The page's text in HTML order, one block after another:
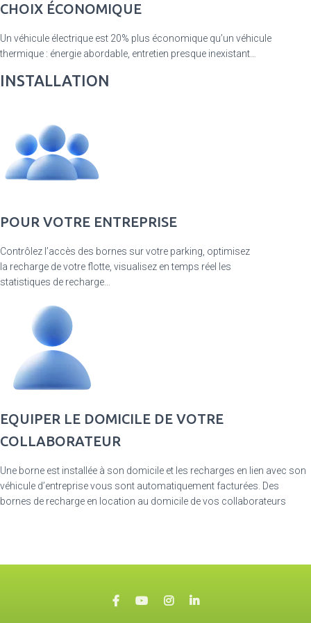
CHOIX ÉCONOMIQUE
Un véhicule électrique est 20% plus économique qu’un véhicule
thermique : énergie abordable, entretien presque inexistant…
INSTALLATION
POUR VOTRE ENTREPRISE
Contrôlez l’accès des bornes sur votre parking, optimisez
la recharge de votre flotte, visualisez en temps réel les
statistiques de recharge…
EQUIPER LE DOMICILE DE VOTRE
COLLABORATEUR
Une borne est installée à son domicile et les recharges en lien avec son
véhicule d’entreprise vous sont automatiquement facturées. Des
bornes de recharge en location au domicile de vos collaborateurs